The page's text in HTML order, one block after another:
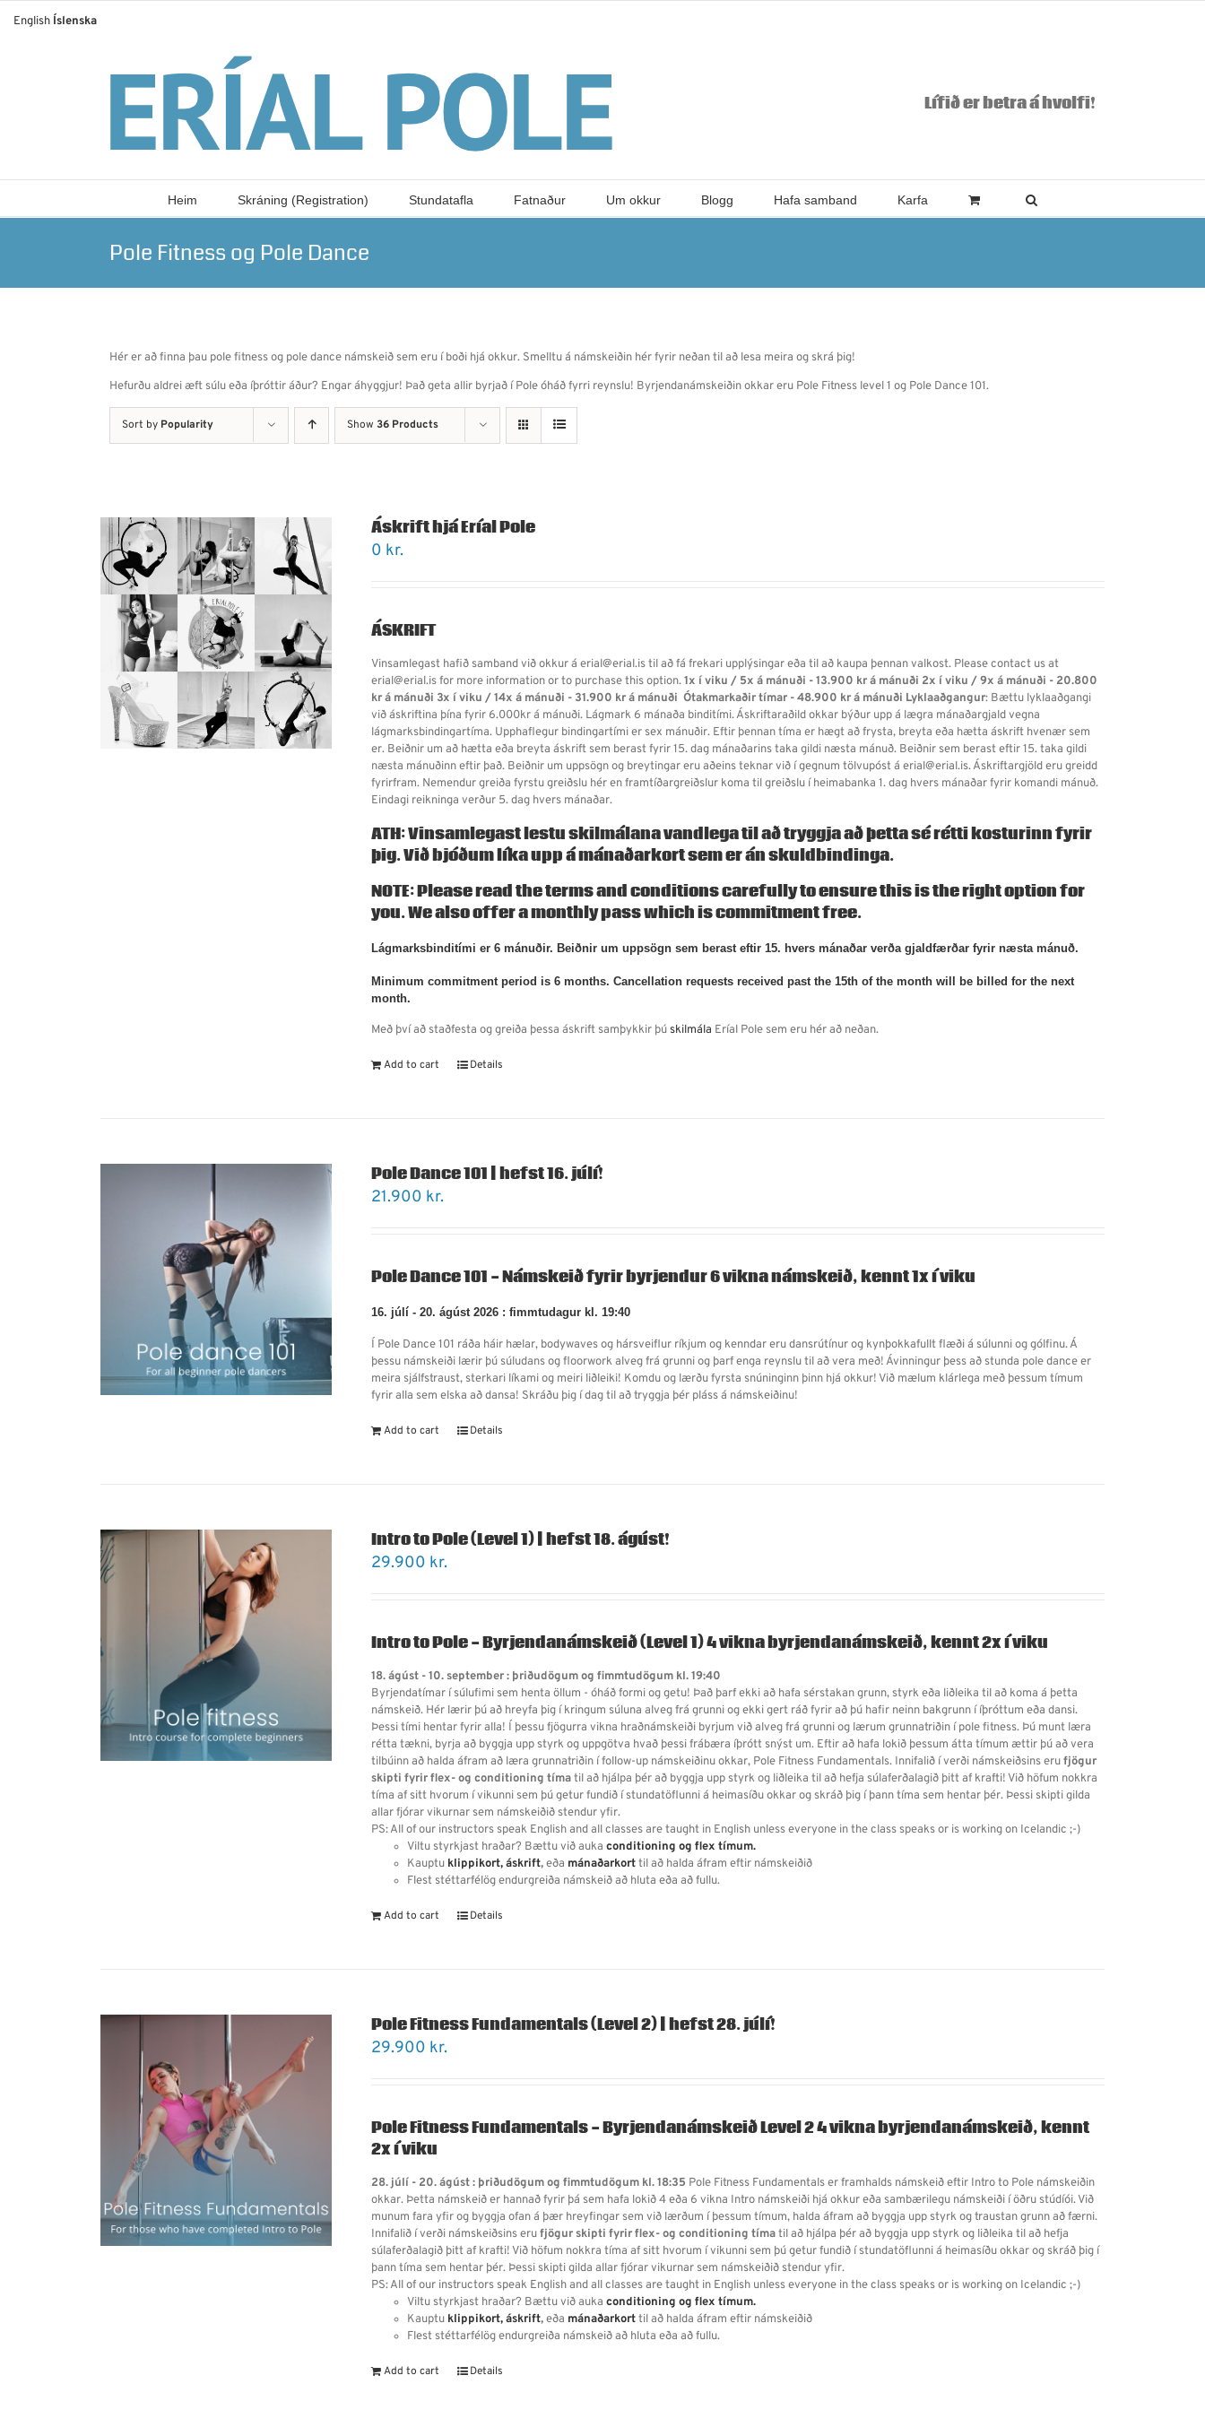
Lífið er betra á hvolfi!
Heim Skráning (Registration) Stundatafla Fatnaður Um okkur Blogg Hafa samband Karfa
Pole Fitness og Pole Dance
Hér er að finna þau pole fitness og pole dance námskeið sem eru í boði hjá okkur. Smelltu á námskeiðin hér fyrir neðan til að lesa meira og skrá þig!
Hefurðu aldrei æft súlu eða íþróttir áður? Engar áhyggjur! Það geta allir byrjað í Pole óháð fyrri reynslu! Byrjendanámskeiðin okkar eru Pole Fitness level 1 og Pole Dance 101.
Sort by Popularity Show 36 Products
Áskrift hjá Eríal Pole
0 kr.
ÁSKRIFT
Vinsamlegast hafið samband við okkur á erial@erial.is til að fá frekari upplýsingar eða til að kaupa þennan valkost. Please contact us at
erial@erial.is for more information or to purchase this option.1x í viku / 5x á mánuði - 13.900 kr á mánuði 2x í viku / 9x á mánuði - 20.800
kr á mánuði 3x í viku / 14x á mánuði - 31.900 kr á mánuði Ótakmarkaðir tímar - 48.900 kr á mánuði Lyklaaðgangur: Bættu lyklaaðgangi
við áskriftina þína fyrir 6.000kr á mánuði. Lágmark 6 mánaða binditími. Áskriftaraðild okkar býður upp á lægra mánaðargjald vegna
lágmarksbindingartíma. Upphaflegur bindingartími er sex mánuðir. Eftir þennan tíma er hægt að frysta, breyta eða hætta áskrift hvenær sem
er. Beiðnir um að hætta eða breyta áskrift sem berast fyrir 15. dag mánaðarins taka gildi næsta mánuð. Beiðnir sem berast eftir 15. taka gildi
næsta mánuðinn eftir það. Beiðnir um uppsögn og breytingar eru aðeins teknar við í gegnum tölvupóst á erial@erial.is. Áskriftargjöld eru greidd
fyrirfram. Nemendur greiða fyrstu greiðslu hér en framtíðargreiðslur koma til greiðslu í heimabanka 1. dag hvers mánaðar fyrir komandi mánuð.
Eindagi reikninga verður 5. dag hvers mánaðar.
ATH: Vinsamlegast lestu skilmálana vandlega til að tryggja að þetta sé rétti kosturinn fyrir
þig. Við bjóðum líka upp ámánaðarkortsem er án skuldbindinga.
NOTE: Please read the terms and conditions carefully to ensure this is the right option for
you. We also offer amonthly passwhich is commitment free.
Lágmarksbinditími er 6 mánuðir. Beiðnir um uppsögn sem berast eftir 15. hvers mánaðar verða gjaldfærðar fyrir næsta mánuð.
Minimum commitment period is 6 months. Cancellation requests received past the 15th of the month will be billed for the next
month.
Með því að staðfesta og greiða þessa áskrift samþykkir þúskilmála Eríal Pole sem eru hér að neðan.
Add to cart Details
Pole Dance 101 | hefst 16. júlí!
21.900 kr.
Pole Dance 101 - Námskeið fyrir byrjendur 6 vikna námskeið, kennt 1x í viku
16. júlí - 20. ágúst 2026 : fimmtudagur kl. 19:40
Í Pole Dance 101 ráða háir hælar, bodywaves og hársveiflur ríkjum og kenndar eru dansrútínur og kynþokkafullt flæði á súlunni og gólfinu. Á
þessu námskeiði lærir þú súludans og floorwork alveg frá grunni og þarf enga reynslu til að vera með! Ávinningur þess að stunda pole dance er
meira sjálfstraust, sterkari líkami og meiri liðleiki! Komdu og lærðu fyrsta snúninginn þinn hjá okkur! Við mælum klárlega með þessum tímum
fyrir alla sem elska að dansa! Skráðu þig í dag til að tryggja þér pláss á námskeiðinu!
Add to cart Details
Intro to Pole (Level 1) | hefst 18. ágúst!
29.900 kr.
Intro to Pole - Byrjendanámskeið (Level 1)4 vikna byrjendanámskeið, kennt 2x í viku
18. ágúst - 10. september : þriðudögum og fimmtudögum kl. 19:40
Byrjendatímar í súlufimi sem henta öllum - óháð formi og getu! Það þarf ekki að hafa sérstakan grunn, styrk eða liðleika til að koma á þetta
námskeið. Hér lærir þú að hreyfa þig í kringum súluna alveg frá grunni og ekki gert ráð fyrir að þú hafir neinn bakgrunn í íþróttum eða dansi.
Þessi tími hentar fyrir alla! Í þessu fjögurra vikna hraðnámskeiði byrjum við alveg frá grunni og lærum grunnatriðin í pole fitness. Þú munt læra
rétta tækni, byrja að byggja upp styrk og uppgötva hvað þessi frábæra íþrótt snýst um. Eftir að hafa lokið þessum átta tímum ættir þú að vera
tilbúinn að halda áfram að læra grunnatriðin í follow-up námskeiðinu okkar, Pole Fitness Fundamentals. Innifalið í verði námskeiðsins erufjögur
skipti fyrir flex- og conditioning tímatil að hjálpa þér að byggja upp styrk og liðleika til að hefja súlaferðalagið þitt af krafti! Við höfum nokkra
tíma af sitt hvorum í vikunni sem þú getur fundið í stundatöflunni á heimasíðu okkar og skráð þig í þann tíma sem hentar þér. Þessi skipti gilda
allar fjórar vikurnar sem námskeiðið stendur yfir.
PS: All of our instructors speak English and all classes are taught in English unless everyone in the class speaks or is working on Icelandic ;-)
Viltu styrkjast hraðar? Bættu við aukaconditioning og flex tímum.
Kauptu klippikort, áskrift,eða mánaðarkorttil að halda áfram eftir námskeiðið
Flest stéttarfélög endurgreiða námskeið að hluta eða að fullu.
Add to cart Details
Pole Fitness Fundamentals (Level 2) | hefst 28. júlí!
29.900 kr.
Pole Fitness Fundamentals - Byrjendanámskeið Level 24 vikna byrjendanámskeið, kennt
2x í viku
28. júlí - 20. ágúst : þriðudögum og fimmtudögum kl. 18:35 Pole Fitness Fundamentals er framhalds námskeið eftir Intro to Pole námskeiðin
okkar. Þetta námskeið er hannað fyrir þá sem hafa lokið 4 eða 6 vikna Intro námskeiði hjá okkur eða sambærilegu námskeiði í öðru stúdíói. Við
munum fara yfir og byggja ofan á þær hreyfingar sem við lærðum í þessum tímum, halda áfram að byggja upp styrk og traustan grunn að færni.
Innifalið í verði námskeiðsins erufjögur skipti fyrir flex- og conditioning tímatil að hjálpa þér að byggja upp styrk og liðleika til að hefja
súlaferðalagið þitt af krafti! Við höfum nokkra tíma af sitt hvorum í vikunni sem þú getur fundið í stundatöflunni á heimasíðu okkar og skráð þig í
þann tíma sem hentar þér. Þessi skipti gilda allar fjórar vikurnar sem námskeiðið stendur yfir.
PS: All of our instructors speak English and all classes are taught in English unless everyone in the class speaks or is working on Icelandic ;-)
Viltu styrkjast hraðar? Bættu við aukaconditioning og flex tímum.
Kauptu klippikort, áskrift,eða mánaðarkorttil að halda áfram eftir námskeiðið
Flest stéttarfélög endurgreiða námskeið að hluta eða að fullu.
Add to cart Details
English Íslenska